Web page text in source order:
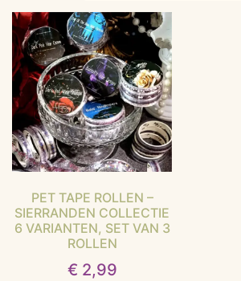
PET TAPE ROLLEN –
SIERRANDEN COLLECTIE
6 VARIANTEN, SET VAN 3
ROLLEN
€ 2,99